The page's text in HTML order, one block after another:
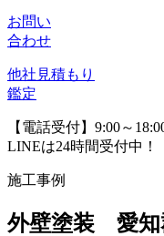
お問い
合わせ
他社見積もり
鑑定
【電話受付】9:00～
LINEは24時間受付中！
施工事例
外壁塗装 愛